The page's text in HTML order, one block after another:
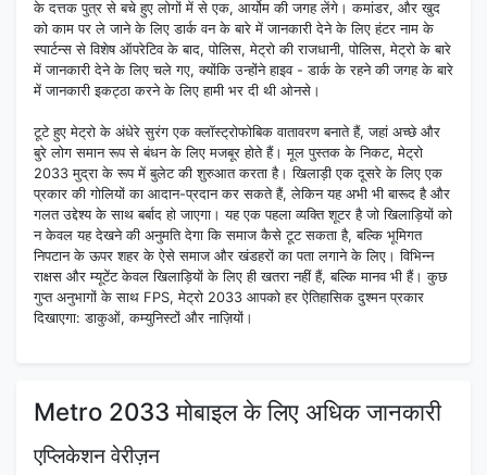
के दत्तक पुत्र से बचे हुए लोगों में से एक, आर्योम की जगह लेंगे। कमांडर, और खुद
को काम पर ले जाने के लिए डार्क वन के बारे में जानकारी देने के लिए हंटर नाम के
स्पार्टन्स से विशेष ऑपरेटिव के बाद, पोलिस, मेट्रो की राजधानी, पोलिस, मेट्रो के बारे
में जानकारी देने के लिए चले गए, क्योंकि उन्होंने हाइव - डार्क के रहने की जगह के बारे
में जानकारी इकट्ठा करने के लिए हामी भर दी थी ओनसे।
टूटे हुए मेट्रो के अंधेरे सुरंग एक क्लॉस्ट्रोफोबिक वातावरण बनाते हैं, जहां अच्छे और
बुरे लोग समान रूप से बंधन के लिए मजबूर होते हैं। मूल पुस्तक के निकट, मेट्रो
2033 मुद्रा के रूप में बुलेट की शुरुआत करता है। खिलाड़ी एक दूसरे के लिए एक
प्रकार की गोलियों का आदान-प्रदान कर सकते हैं, लेकिन यह अभी भी बारूद है और
गलत उद्देश्य के साथ बर्बाद हो जाएगा। यह एक पहला व्यक्ति शूटर है जो खिलाड़ियों को
न केवल यह देखने की अनुमति देगा कि समाज कैसे टूट सकता है, बल्कि भूमिगत
निपटान के ऊपर शहर के ऐसे समाज और खंडहरों का पता लगाने के लिए। विभिन्न
राक्षस और म्यूटेंट केवल खिलाड़ियों के लिए ही खतरा नहीं हैं, बल्कि मानव भी हैं। कुछ
गुप्त अनुभागों के साथ FPS, मेट्रो 2033 आपको हर ऐतिहासिक दुश्मन प्रकार
दिखाएगा: डाकुओं, कम्युनिस्टों और नाज़ियों।
Metro 2033 मोबाइल के लिए अधिक जानकारी
एप्लिकेशन वेरीज़न